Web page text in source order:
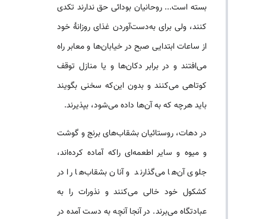
بسته است... روحانیان بودائی حق ندارند تکدی
کنند، ولی برای به‌دست‌آوردن غذای روزانهٔ خود
از ساعات ابتدایی صبح در خیابان‌ها و معابر راه
می‌افتند و در برابر دکان‌ها و یا منازل توقف
کوتاهی می‌کنند و بدون این‌که سخنی بگویند
باید هرچه که به آن‌ها داده می‌شود، بپذیرند.
در دهات، روستائیان بشقاب‌های برنج و گوشت
و میوه و سایر اطعمه‌ای راکه آماده کرده‌اند،
جلوی آن‌ها می‌گذارند و آنان بشقاب‌ها را در
کشکول خود خالی می‌کنند و نذورات را به
عبادتگاه می‌برند. در آنجا آنچه به دست آمده در